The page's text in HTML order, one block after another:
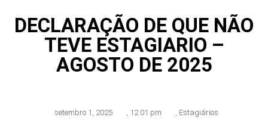
DECLARAÇÃO DE QUE NÃO
TEVE ESTAGIARIO –
AGOSTO DE 2025
setembro 1, 2025 , 12:01 pm , Estagiários